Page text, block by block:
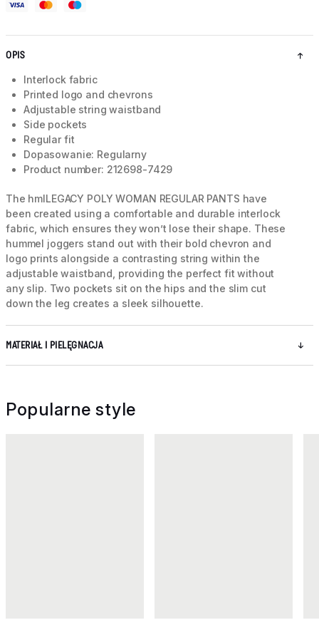
OPIS
Interlock fabric
Printed logo and chevrons
Adjustable string waistband
Side pockets
Regular fit
Dopasowanie: Regularny
Product number: 212698-7429
The hmlLEGACY POLY WOMAN REGULAR PANTS have
been created using a comfortable and durable interlock
fabric, which ensures they won’t lose their shape. These
hummel joggers stand out with their bold chevron and
logo prints alongside a contrasting string within the
adjustable waistband, providing the perfect fit without
any slip. Two pockets sit on the hips and the slim cut
down the leg creates a sleek silhouette.
MATERIAŁ I PIELĘGNACJA
Popularne style